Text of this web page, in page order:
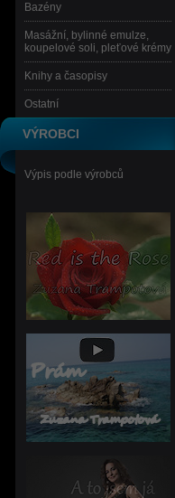
Bazény
Masážní, bylinné emulze,
koupelové soli, pleťové krémy
Knihy a časopisy
Ostatní
VÝROBCI
Výpis podle výrobců